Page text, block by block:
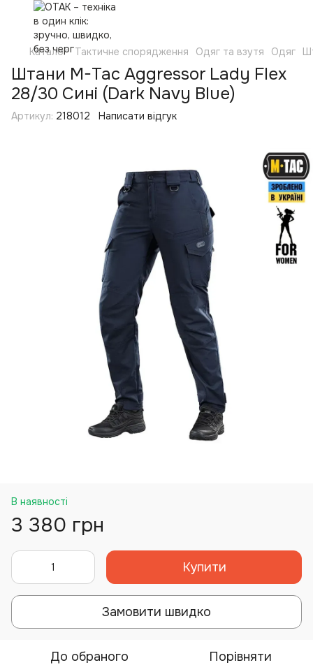
Каталог Тактичне спорядження Одяг та взутя Одяг
Штани M-Tac Aggressor Lady Flex
28/30 Сині (Dark Navy Blue)
Артикул: 218012 Написати відгук
В наявності
3 380 грн
Купити
Замовити швидко
До обраного Порівняти